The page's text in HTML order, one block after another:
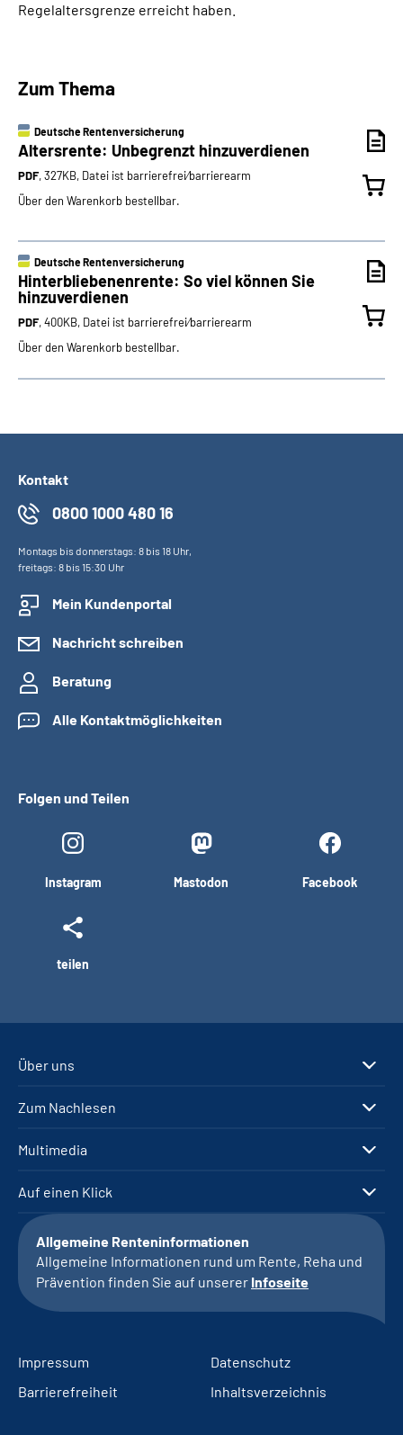
Regelaltersgrenze erreicht haben.
Zum Thema
Deutsche Rentenversicherung
Altersrente: Unbegrenzt hinzuverdienen
PDF, 327KB, Datei ist barrierefrei⁄barrierearm
Über den Warenkorb bestellbar.
Deutsche Rentenversicherung
Hinterbliebenenrente: So viel können Sie
hinzuverdienen
PDF, 400KB, Datei ist barrierefrei⁄barrierearm
Über den Warenkorb bestellbar.
Kontakt
0800 1000 480 16
Montags bis donnerstags: 8 bis 18 Uhr,
freitags: 8 bis 15:30 Uhr
Mein Kundenportal
Nachricht schreiben
Beratung
Alle Kontaktmöglichkeiten
Folgen und Teilen
Instagram Mastodon Facebook
teilen
Über uns
Zum Nachlesen
Multimedia
Auf einen Klick
Allgemeine Renteninformationen
Allgemeine Informationen rund um Rente, Reha und
Prävention finden Sie auf unserer Infoseite
Impressum
Datenschutz
Barrierefreiheit
Inhaltsverzeichnis